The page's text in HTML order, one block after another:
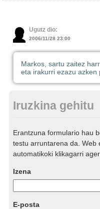
Ugutz dio:
2006/11/28 23:00
Markos, sartu zaitez
eta irakurri ezazu azken
Iruzkina gehitu
Erantzuna formulario hau
testu arruntarena da. Web
automatikoki klikagarri
Izena
E-posta